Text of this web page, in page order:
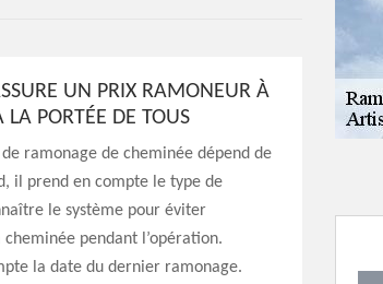
UN PRIX RAMONEUR À
PORTÉE DE TOUS
ramonage de cheminée dépend de
il prend en compte le type de
le système pour éviter
pendant l’opération.
la date du dernier ramonage.